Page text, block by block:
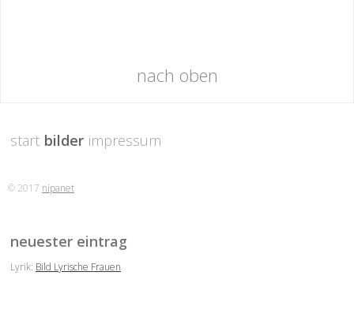
nach oben
start bilder impressum
© 2017 nipanet
neuester eintrag
Lyrik: Bild Lyrische Frauen